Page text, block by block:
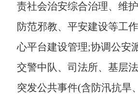
责社会治安综合治理、 维
防范邪教、平安建设等工作
心平台建设管理;协调公安
交警中队、司法所、基层
突发公共事件(含防汛抗旱